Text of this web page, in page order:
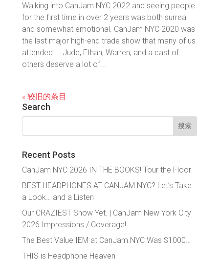
Walking into CanJam NYC 2022 and seeing people
for the first time in over 2 years was both surreal
and somewhat emotional. CanJam NYC 2020 was
the last major high-end trade show that many of us
attended. . .Jude, Ethan, Warren, and a cast of
others deserve a lot of...
« 较旧的条目
Search
搜
Recent Posts
CanJam NYC 2026 IN THE BOOKS! Tour the Floor
BEST HEADPHONES AT CANJAM NYC? Let’s Take
a Look… and a Listen
Our CRAZIEST Show Yet. | CanJam New York City
2026 Impressions / Coverage!
The Best Value IEM at CanJam NYC Was $1000…
THIS is Headphone Heaven